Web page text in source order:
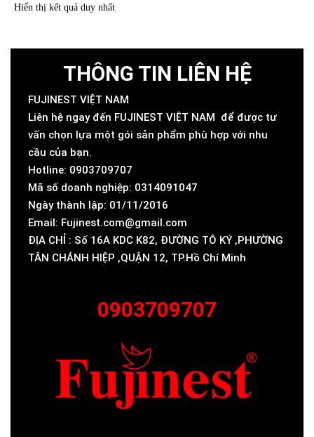
Hiển thị kết quả duy nhất
THÔNG TIN LIÊN HỆ
FUJINEST VIỆT NAM
Liên hệ ngay đến FUJINEST VIỆT NAM để được tư
vấn chọn lựa một gói sản phẩm phù hợp với nhu
cầu của bạn.
Hotline: 0903709707
Mã số doanh nghiệp: 0314091047
Ngày thành lập: 01/11/2016
Email: Fujinest.com@gmail.com
ĐỊA CHỈ : Số 16A KDC K82, ĐƯỜNG TÔ KÝ ,PHƯỜNG
TÂN CHÁNH HIỆP ,QUẬN 12, TP.Hồ Chí Minh
0903709707